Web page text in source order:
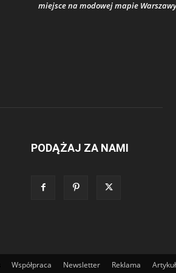
miejsce na modowej mapie Warszawy
PODĄŻAJ ZA NAMI
Współpraca Newsletter Reklama